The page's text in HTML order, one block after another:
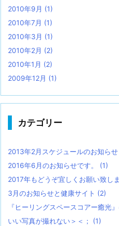
2010年9月 (1)
2010年7月 (1)
2010年3月 (1)
2010年2月 (2)
2010年1月 (2)
2009年12月 (1)
カテゴリー
2013年2月スケジュールのお知らせ
2016年6月のお知らせです。 (1)
2017年もどうぞ宜しくお願い致し
3月のお知らせと健康サイト (2)
『ヒーリングスペースコアー癒光
いい写真が撮れない＞＜； (1)